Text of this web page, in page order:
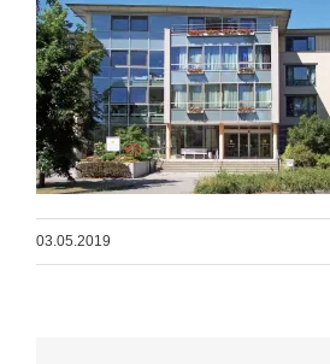
03.05.2019